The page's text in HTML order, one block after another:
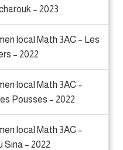
– 2023
local Math 3AC – Les
– 2022
local Math 3AC –
Pousses – 2022
local Math 3AC –
Sina – 2022